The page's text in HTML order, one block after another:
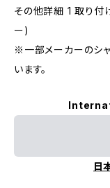
その他詳細 1 取り付
ー)
※一部メーカーのシ
います。
日